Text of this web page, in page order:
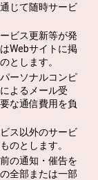
じて随時サービ
ビス更新等が発
Webサイトに掲
とします。
ーソナルコンピ
よるメール受
な通信費用を負
ス以外のサービ
のとします。
の通知・催告を
全部または一部